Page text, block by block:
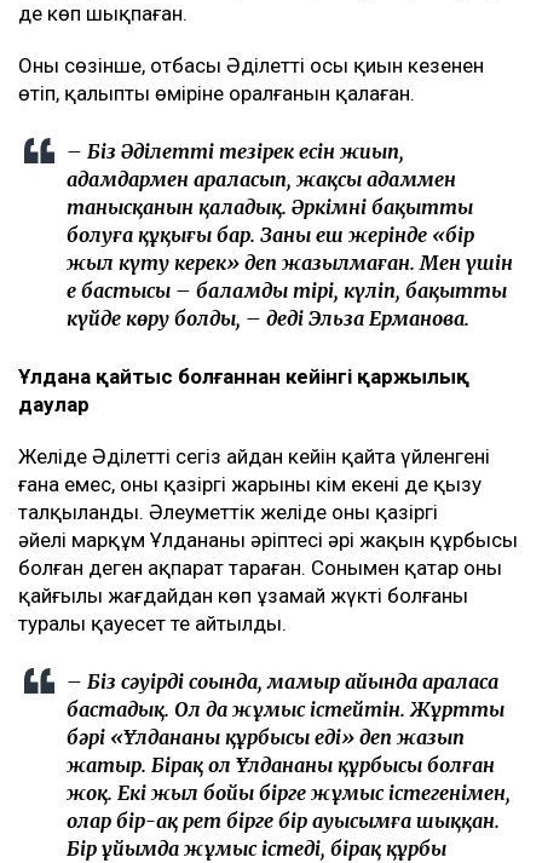
де көп шықпаған.
Оның сөзінше, отбасы Әділеттің осы қиын кезеңнен
өтіп, қалыпты өміріне оралғанын қалаған.
– Біз Әділеттің тезірек есін жиып,
адамдармен араласып, жақсы адаммен
танысқанын қаладық. Әркімнің бақытты
болуға құқығы бар. Заңның еш жерінде «бір
жыл күту керек» деп жазылмаған. Мен үшін
ең бастысы – баламды тірі, күліп, бақытты
күйде көру болды, – деді Эльза Ерманова.
Ұлдана қайтыс болғаннан кейінгі қаржылық
даулар
Желіде Әділеттің сегіз айдан кейін қайта үйленгені
ғана емес, оның қазіргі жарының кім екені де қызу
талқыланды. Әлеуметтік желіде оның қазіргі
әйелі марқұм Ұлдананың әріптесі әрі жақын құрбысы
болған деген ақпарат тараған. Сонымен қатар оның
қайғылы жағдайдан көп ұзамай жүкті болғаны
туралы қауесет те айтылды.
– Біз сәуірдің соңында, мамыр айында араласа
бастадық. Ол да жұмыс істейтін. Жұрттың
бәрі «Ұлдананың құрбысы еді» деп жазып
жатыр. Бірақ ол Ұлдананың құрбысы болған
жоқ. Екі жыл бойы бірге жұмыс істегенімен,
олар бір-ақ рет бірге бір ауысымға шыққан.
Бір ұйымда жұмыс істеді, бірақ құрбы